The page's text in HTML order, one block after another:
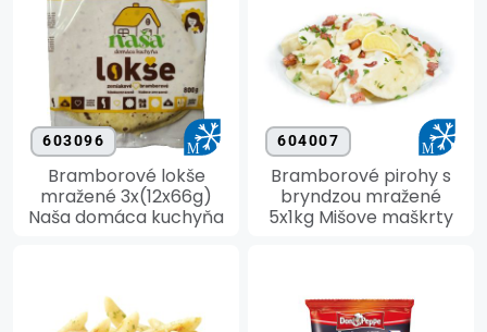
603096
Bramborové lokše
mražené 3x(12x66g)
Naša domáca kuchyňa
604007
Bramborové pirohy s
bryndzou mražené
5x1kg Mišove maškrty